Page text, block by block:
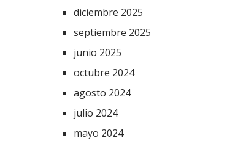
diciembre 2025
septiembre 2025
junio 2025
octubre 2024
agosto 2024
julio 2024
mayo 2024